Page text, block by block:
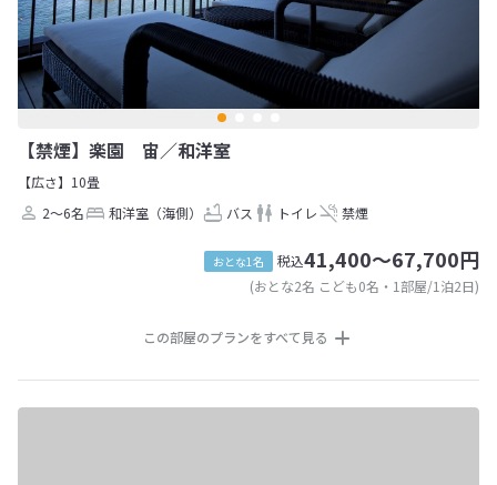
【禁煙】楽園 宙／和洋室
【広さ】10畳
2～6名
和洋室（海側） バス トイレ 禁煙
おとな1名 税込41,400～67,700円
(おとな2名 こども0名・1部屋/1泊2日)
この部屋のプランをすべて見る